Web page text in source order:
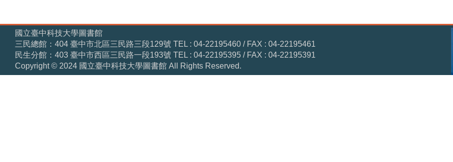
國立臺中科技大學圖書館
三民總館：404 臺中市北區三民路三段129號 TEL : 04-22195460 / FAX : 04-22195461
民生分館：403 臺中市西區三民路一段193號 TEL : 04-22195395 / FAX : 04-22195391
Copyright © 2024 國立臺中科技大學圖書館 All Rights Reserved.